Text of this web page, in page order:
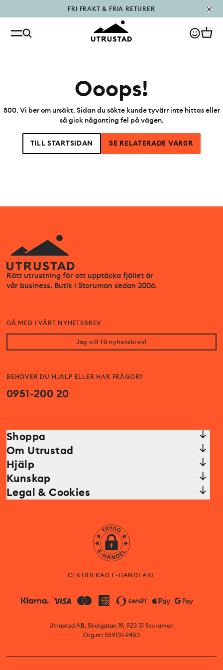
FRI FRAKT & FRIA RETURER
PÅFYLLT I OUTLET
Ooops!
500. Vi ber om ursäkt. Sidan du sökte kunde tyvärr inte hittas eller
så gick någonting fel på vägen.
TILL STARTSIDAN SE RELATERADE VAR0R
Rätt utrustning för att upptäcka fjället är
vår business. Butik i Storuman sedan 2006.
BEHÖVER DU HJÄLP ELLER HAR FRÅGOR?
0951-200 20
GÅ MED I VÅRT NYHETSBREV
Jag vill få nyhetsbrev!
Shoppa
Om Utrustad
Hjälp
Kunskap
Legal & Cookies
CERTIFIERAD E-HANDLARE
Utrustad AB, Skolgatan 19, 923 31 Storuman
Org.nr: 559131-9453